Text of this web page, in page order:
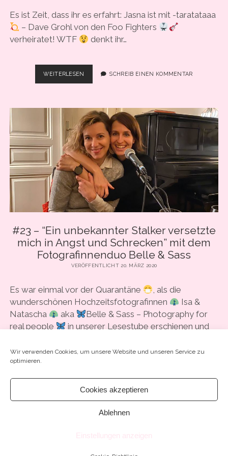
Wir verwenden Cookies, um unsere Website und unseren Service zu
optimieren.
Cookies akzeptieren
Ablehnen
Einstellungen anzeigen
Es ist Zeit, dass ihr es erfahrt: Jasna ist mit -taratataaa
– Dave Grohl von den Foo Fighters
verheiratet! WTF
denkt ihr…
WEITERLESEN
–
HUNGERTE
DOCH
NUR
FÜR
IHN!”
SCHREIB EINEN KOMMENTAR
#23 – “Ein unbekannter Stalker versetzte
mich in Angst und Schrecken” mit dem
Fotografinnenduo Belle & Sass
VERÖFFENTLICHT 20. MÄRZ 2020
Es war einmal vor der Quarantäne
, als die
wunderschönen Hochzeitsfotografinnen
Isa &
Natascha
aka
Belle & Sass – Photography for
real people
in unserer Lesestube erschienen und
“EIN
UNBEKANNTER
STALKER
IN